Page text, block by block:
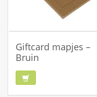
Giftcard mapjes –
Bruin